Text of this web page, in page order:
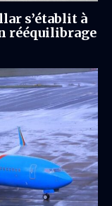
s’établit à
rééquilibrage